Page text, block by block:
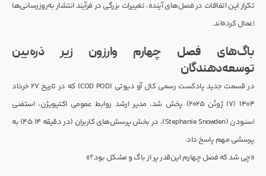
تکرار این اتفاقات در فصل‌های آینده، تغییرات بزرگی در فرآیند انتشار به‌روزرسانی‌ها
اعمال کرده‌اند.
باگ‌های فصل چهارم وارزون زیر ذره‌بین
توسعه‌دهندگان
در قسمت جدید پادکست رسمی کال آو دیوتی (COD POD) که در تاریخ ۲۷ خرداد
۱۴۰۴ (۱۷ ژوئن ۲۰۲۵) پخش شد، مدیر ارشد روابط عمومی اکتیویژن، استفنی
اسنودن (Stephanie Snowden)، در بخش پرسش‌های کاربران (در دقیقه ۴۵:۱۴) به
پرسشی مهم پاسخ داد:
«چی شد که فصل چهارم این‌قدر پر از باگ و مشکل بود؟»